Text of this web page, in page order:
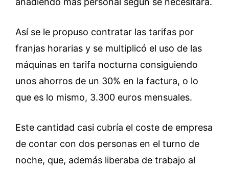
Así se le propuso contratar las tarifas por
franjas horarias y se multiplicó el uso de las
máquinas en tarifa nocturna consiguiendo
unos ahorros de un 30% en la factura, o lo
que es lo mismo, 3.300 euros mensuales.
Este cantidad casi cubría el coste de empresa
de contar con dos personas en el turno de
noche, que, además liberaba de trabajo al